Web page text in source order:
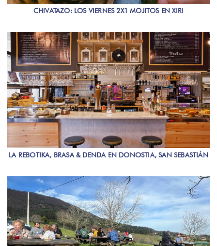
CHIVATAZO: LOS VIERNES 2X1 MOJITOS EN XIRI
LA REBOTIKA, BRASA & DENDA EN DONOSTIA, SAN SEBASTIÁN